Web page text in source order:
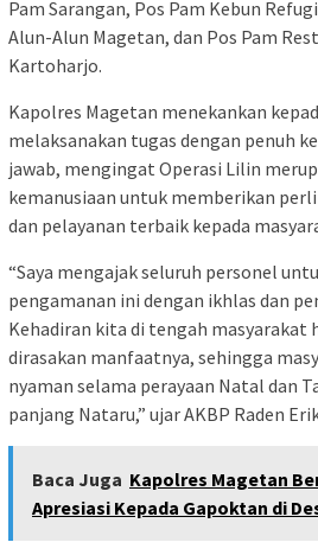
Pam Sarangan, Pos Pam Kebun
Alun-Alun Magetan, dan Pos Pam
Kartoharjo.
Kapolres Magetan menekankan
melaksanakan tugas dengan penuh
jawab, mengingat Operasi Lilin
kemanusiaan untuk memberikan
dan pelayanan terbaik kepada
“Saya mengajak seluruh personel
pengamanan ini dengan ikhlas dan
Kehadiran kita di tengah masyarakat
dirasakan manfaatnya, sehingga
nyaman selama perayaan Natal dan
panjang Nataru,” ujar AKBP Raden
Baca Juga Kapolres Magetan
Apresiasi Kepada Gapoktan di